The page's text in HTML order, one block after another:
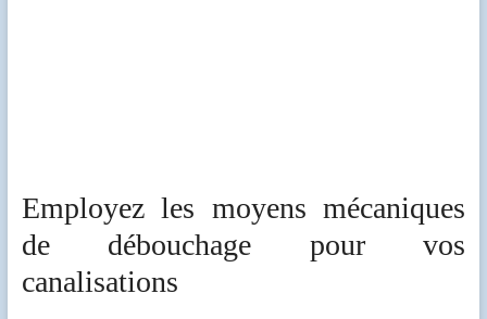
Employez les moyens mécaniques
de débouchage pour vos
canalisations